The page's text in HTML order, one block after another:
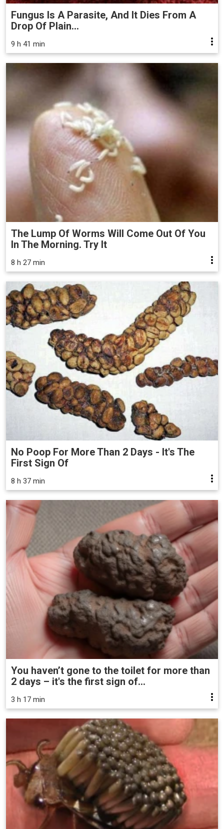
Fungus Is A Parasite, And It Dies From A
Drop Of Plain...
9 h 41 min
The Lump Of Worms Will Come Out Of You
In The Morning. Try It
8 h 27 min
No Poop For More Than 2 Days - It's The
First Sign Of
8 h 37 min
You haven’t gone to the toilet for more than
2 days – it's the first sign of...
3 h 17 min